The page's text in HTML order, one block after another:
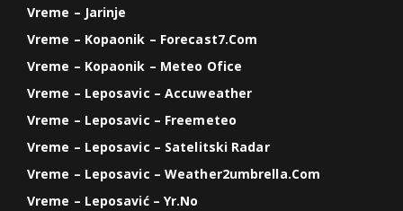
Vreme – Jarinje
Vreme – Kopaonik – Forecast7.com
Vreme – Kopaonik – Meteo Ofice
Vreme – Leposavic – Accuweather
Vreme – Leposavic – Freemeteo
Vreme – Leposavic – Satelitski Radar
Vreme – Leposavic – Weather2umbrella.com
Vreme – Leposavić – Yr.no